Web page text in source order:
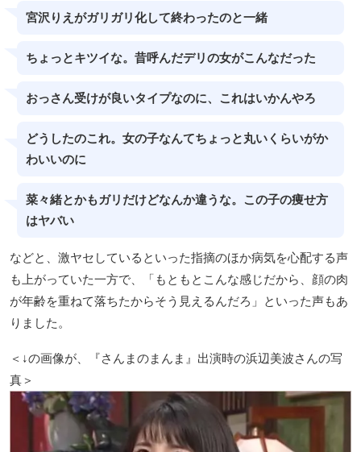
宮沢りえがガリガリ化して終わったのと一緒
ちょっとキツイな。昔呼んだデリの女がこんなだった
おっさん受けが良いタイプなのに、これはいかんやろ
どうしたのこれ。女の子なんてちょっと丸いくらいがか
わいいのに
菜々緒とかもガリだけどなんか違うな。この子の痩せ方
はヤバい
などと、激ヤセしているといった指摘のほか病気を心配する声
も上がっていた一方で、「もともとこんな感じだから、顔の肉
が年齢を重ねて落ちたからそう見えるんだろ」といった声もあ
りました。
＜↓の画像が、『さんまのまんま』出演時の浜辺美波さんの写
真＞